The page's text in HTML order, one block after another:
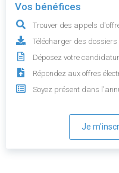
Vos bénéfices
Trouver des appels
Télécharger des
Déposez votre
Répondez aux offres
Soyez présent dans
Je